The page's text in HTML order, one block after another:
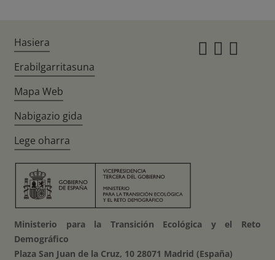
Hasiera
Erabilgarritasuna
Mapa Web
Nabigazio gida
Lege oharra
Ministerio para la Transición Ecológica y el Reto
Demográfico
Plaza San Juan de la Cruz, 10 28071 Madrid (España)